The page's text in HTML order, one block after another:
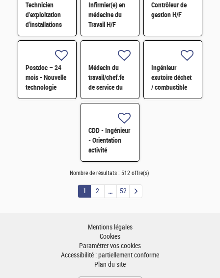
Technicien
d'exploitation
d'installations
H/F
Infirmier(e) en
médecine du
Travail H/F
Contrôleur de
gestion H/F
Postdoc – 24
mois - Nouvelle
technologie
d'imagerie
Médecin du
travail/chef.fe
de service du
SPST H/F
Ingénieur
exutoire déchet
/ combustible
H/F
CDD - Ingénieur
- Orientation
activité
Pérovskite pour
applications
Nombre de résultats : 512 offre(s)
1 2 52
Mentions légales
Cookies
Paramétrer vos cookies
Accessibilité : partiellement conforme
Plan du site